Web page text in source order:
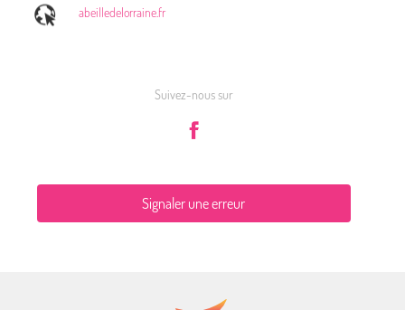
abeilledelorraine.fr
Suivez-nous sur
Signaler une erreur